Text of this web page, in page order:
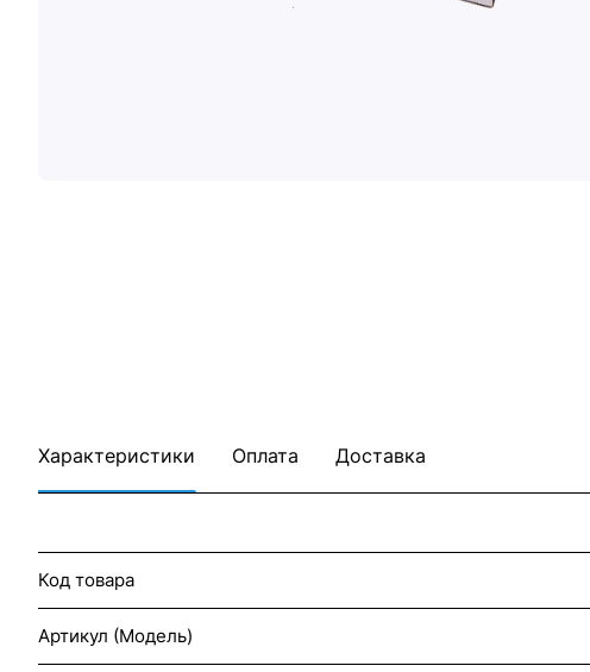
Характеристики Оплата Доставка
Код товара
Артикул (Модель)